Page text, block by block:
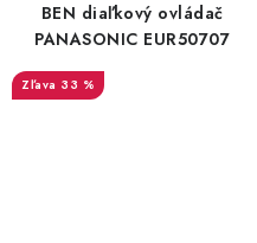
BEN diaľkový ovládač
PANASONIC EUR50707
33 %